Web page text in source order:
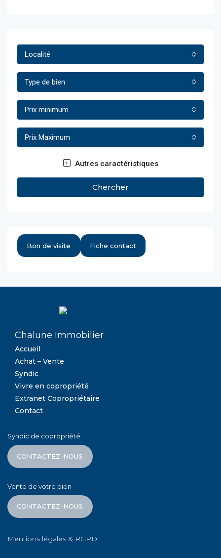
Localité
Type de bien
Prix minimum
Prix Maximum
Autres caractéristiques
Chercher
Bon de visite Fiche contact
Chalune Immobilier
Accueil
Achat – Vente
Syndic
Vivre en copropriété
Extranet Copropriétaire
Contact
Syndic de copropriété
CONTACTEZ-NOUS
Vente de votre bien
CONTACTEZ-NOUS
Mentions légales & RGPD